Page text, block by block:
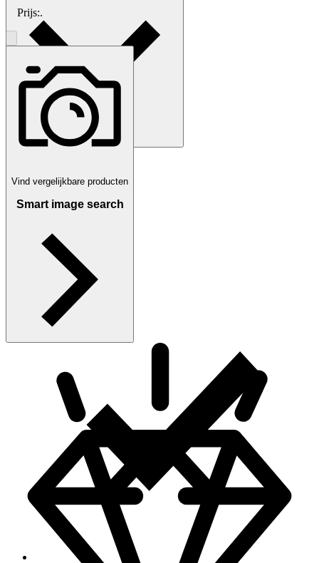
Tradera kopersbescherming
Prijs:.
Vind vergelijkbare producten
Smart image search